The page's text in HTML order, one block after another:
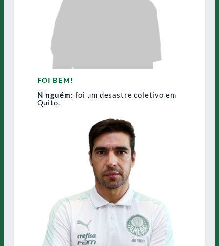
FOI BEM!
Ninguém: foi um desastre coletivo em
Quito.